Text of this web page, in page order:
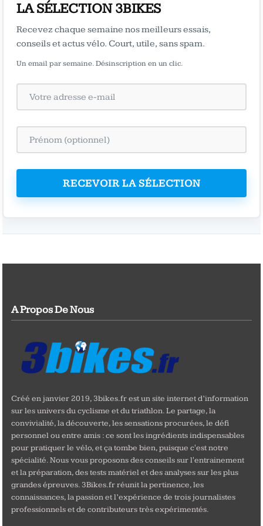
LA SÉLECTION 3BIKES
Recevez chaque semaine nos meilleurs essais,
conseils et actus vélo. Court, utile, sans spam.
Un email par semaine. Désinscription en un clic.
RECEVOIR LA SÉLECTION
A Propos De Nous
Créé en janvier 2019, 3bikes.fr est un site internet d’information
sur les univers du cyclisme et du triathlon. Le partage, la
convivialité, la découverte, les sensations procurées, le défi
personnel ou entre amis : ce sont les ingrédients indispensables
pour pratiquer le vélo, et ça tombe bien, puisque c'est notre
spécialité. Nous vous proposons des conseils sur l'entrainement
et la préparation, des tests matériel et des analyses sur les plus
grandes épreuves. 3Bikes.fr réunit la pertinence, les
connaissances, la passion et l’expérience de trois journalistes
professionnels et de contributeurs très expérimentés.